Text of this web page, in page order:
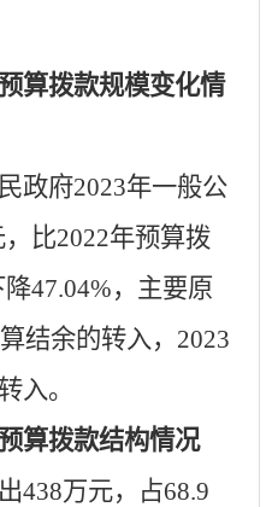
算拨款规模变化情
政府2023年一般公
，比2022年预算拨
降47.04%，主要原
结余的转入，2023
入。
算拨款结构情况
438万元，占68.9